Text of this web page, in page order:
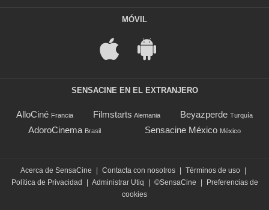
MÓVIL
SENSACINE EN EL EXTRANJERO
AlloCiné Francia Filmstarts Alemania Beyazperde Turquía
AdoroCinema Brasil Sensacine México México
Acerca de SensaCine | Contacta con nosotros | Términos de uso |
Política de Privacidad
| Administrar Utiq | ©SensaCine |
Preferencias de
cookies